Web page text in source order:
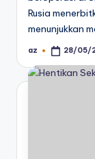
Rusia
menunjukkan
Posted
az 28/05/